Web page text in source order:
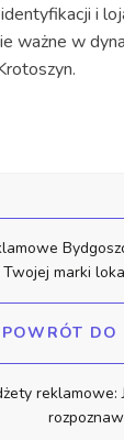
i
ważne w
marki
POWRÓT DO
reklamowe: